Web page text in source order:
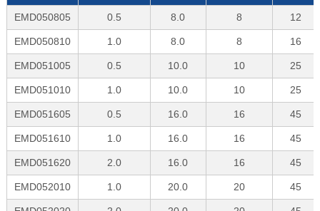
EMD050805 0.5 8.0 8 12
EMD050810 1.0 8.0 8 16
EMD051005 0.5 10.0 10 25
EMD051010 1.0 10.0 10 25
EMD051605 0.5 16.0 16 45
EMD051610 1.0 16.0 16 45
EMD051620 2.0 16.0 16 45
EMD052010 1.0 20.0 20 45